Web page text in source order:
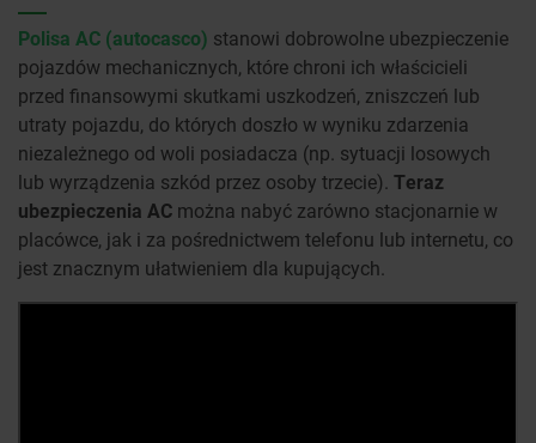
Polisa AC (autocasco) stanowi dobrowolne ubezpieczenie
pojazdów mechanicznych, które chroni ich właścicieli
przed finansowymi skutkami uszkodzeń, zniszczeń lub
utraty pojazdu, do których doszło w wyniku zdarzenia
niezależnego od woli posiadacza (np. sytuacji losowych
lub wyrządzenia szkód przez osoby trzecie). Teraz
ubezpieczenia AC można nabyć zarówno stacjonarnie w
placówce, jak i za pośrednictwem telefonu lub internetu, co
jest znacznym ułatwieniem dla kupujących.